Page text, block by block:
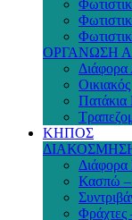
ΟΡΓΑΝΩΣΗ
Πατάκια
ΚΗΠΟΣ
Κασπώ –